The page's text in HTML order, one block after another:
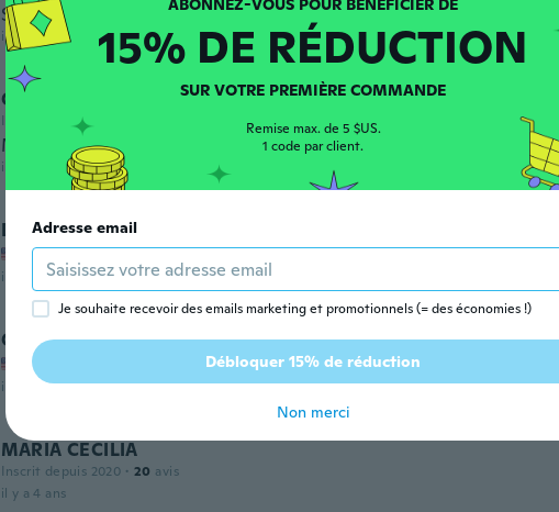
Sizing chart could be altered to fit the NZ bigger woman. Light
il y a 4 ans
Carla
Inscrit depuis 2015
Me llego una especie de camiseta, nada largo como esperaba
il y a 4 ans
Debra
Inscrit depuis 2019 · 2 avis
il y a 4 ans
Carmen
Inscrit depuis 2020
il y a 4 ans
MARIA CECILIA
Inscrit depuis 2020 · 20 avis
il y a 4 ans
15% DE RÉDUCTION
SUR VOTRE PREMIÈRE COMMANDE
Remise max. de 5 $US.
1 code par client.
Adresse email
Je souhaite recevoir des emails marketing et promotionnels (= des économies !)
Débloquer 15% de réduction
Non merci